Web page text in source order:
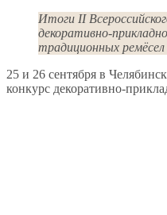
Итоги II
декоративно-
традиционных
25 и 26 сентября в
конкурс декоративно-